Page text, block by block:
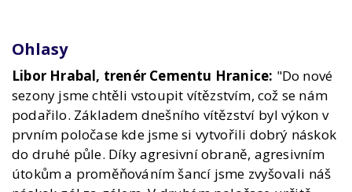
Ohlasy
Libor Hrabal, trenér Cementu Hranice: "Do nové
sezony jsme chtěli vstoupit vítězstvím, což se nám
podařilo. Základem dnešního vítězství byl výkon v
prvním poločase kde jsme si vytvořili dobrý náskok
do druhé půle. Díky agresivní obraně, agresivním
útokům a proměňováním šancí jsme zvyšovali náš